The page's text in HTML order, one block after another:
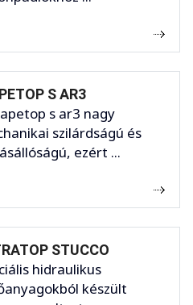
S AR3
s ar3 nagy
szilárdságú és
ezért ...
STUCCO
hidraulikus
készült